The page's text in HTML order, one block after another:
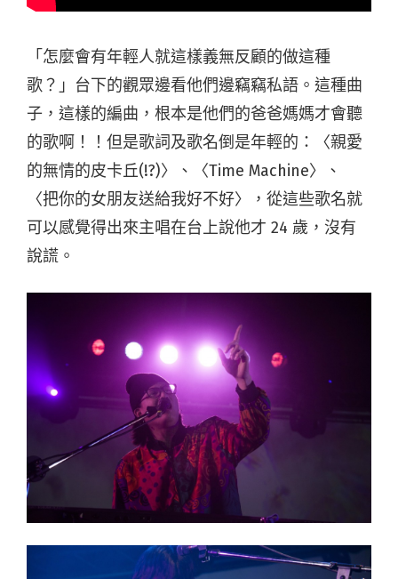
「怎麼會有年輕人就這樣義無反顧的做這種
歌？」台下的觀眾邊看他們邊竊竊私語。這種曲
子，這樣的編曲，根本是他們的爸爸媽媽才會聽
的歌啊！！但是歌詞及歌名倒是年輕的：〈親愛
的無情的皮卡丘(!?)〉、〈Time Machine〉、
〈把你的女朋友送給我好不好〉，從這些歌名就
可以感覺得出來主唱在台上說他才 24 歲，沒有
說謊。